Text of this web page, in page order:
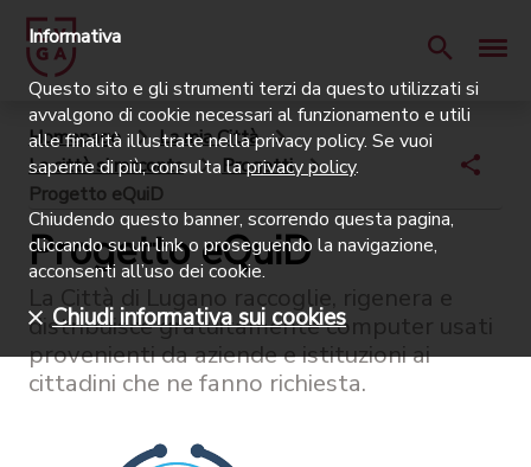
Homepage
La mia Città
La città si racconta
Progetti
Progetto eQuiD
Progetto eQuiD
La Città di Lugano raccoglie, rigenera e
distribuisce gratuitamente computer usati
provenienti da aziende e istituzioni ai
cittadini che ne fanno richiesta.
Informativa
Questo sito e gli strumenti terzi da questo utilizzati si
avvalgono di cookie necessari al funzionamento e utili
alle finalità illustrate nella privacy policy. Se vuoi
saperne di più, consulta laprivacy policy.
Chiudendo questo banner, scorrendo questa pagina,
cliccando su un link o proseguendo la navigazione,
acconsenti all’uso dei cookie.
Chiudi informativa sui cookies